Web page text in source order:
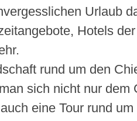
Urlaub
Hotels
rund um den
sich nicht nur dem
eine Tour rund